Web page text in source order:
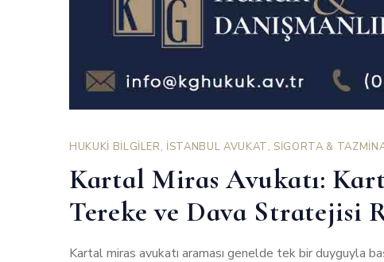
HUKUKİ BİLGİLER, İSTANBUL AVUKAT, SİGORTA &
Kartal Miras Avukatı:
Tereke ve Dava Stratejisi
Kartal miras avukatı araması genelde tek bir duyguyla